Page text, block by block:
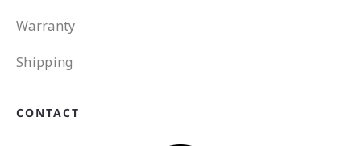
Warranty
Shipping
CONTACT